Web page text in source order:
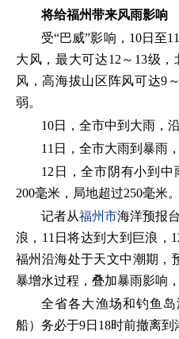
将给福州带来风雨影响
受“巴威”影响，10日至
大风，最大可达12～13级
风，高海拔山区阵风可达9
弱。
10日，全市中到大雨，
11日，全市大雨到暴雨
12日，全市阴有小到中
200毫米，局地超过250毫米。
记者从福州市海洋预报
浪，11日将达到大到巨浪，
福州沿海处于天文中潮期，
暴增水过程，叠加暴雨影响
全省各大渔场和钓鱼
船）务必于9日18时前撤离